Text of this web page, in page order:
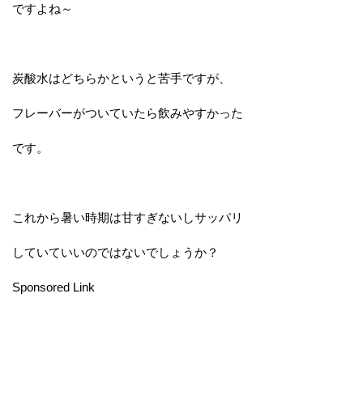
ですよね～
炭酸水はどちらかというと苦手ですが、
フレーバーがついていたら飲みやすかった
です。
これから暑い時期は甘すぎないしサッパリ
していていいのではないでしょうか？
Sponsored Link